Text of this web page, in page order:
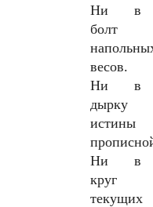
Ни в
болт
весов.
Ни в
дырку
истины
Ни в
круг
текущих